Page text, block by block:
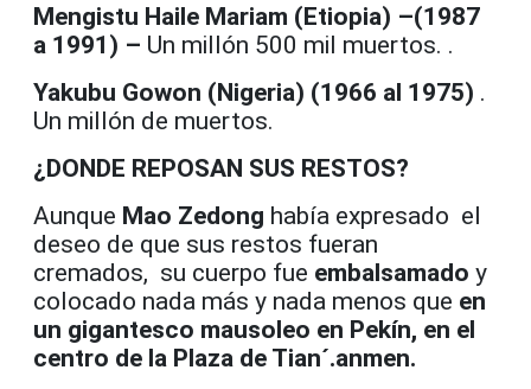
Mengistu Haile Mariam (Etiopia) –(1987
a 1991) – Un millón 500 mil muertos. .
Yakubu Gowon (Nigeria) (1966 al 1975) .
Un millón de muertos.
¿DONDE REPOSAN SUS RESTOS?
Aunque Mao Zedong había expresado el
deseo de que sus restos fueran
cremados, su cuerpo fue embalsamado y
colocado nada más y nada menos que en
un gigantesco mausoleo en Pekín, en el
centro de la Plaza de Tian´.anmen.